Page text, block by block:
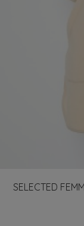
SELECTED